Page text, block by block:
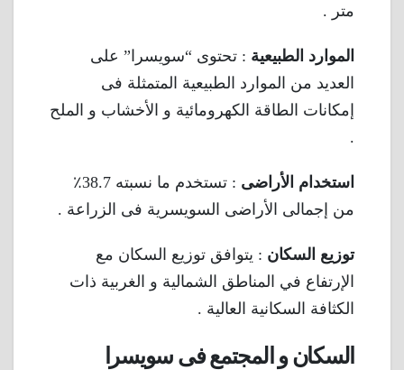
متر .
الموارد الطبيعية : تحتوى “سويسرا” على
العديد من الموارد الطبيعية المتمثلة فى
إمكانات الطاقة الكهرومائية و الأخشاب و الملح
.
استخدام الأراضى
: تستخدم ما نسبته 38.7٪
من إجمالى الأراضى السويسرية فى الزراعة .
توزيع السكان : يتوافق توزيع السكان مع
الإرتفاع في المناطق الشمالية و الغربية ذات
الكثافة السكانية العالية .
السكان و المجتمع فى سويسرا